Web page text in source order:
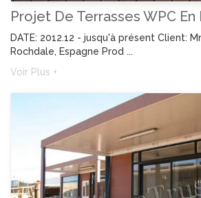
Projet De Terrasses WPC En
DATE: 2012.12 - jusqu'à présent Client:
Rochdale, Espagne Prod ...
Voir Plus +